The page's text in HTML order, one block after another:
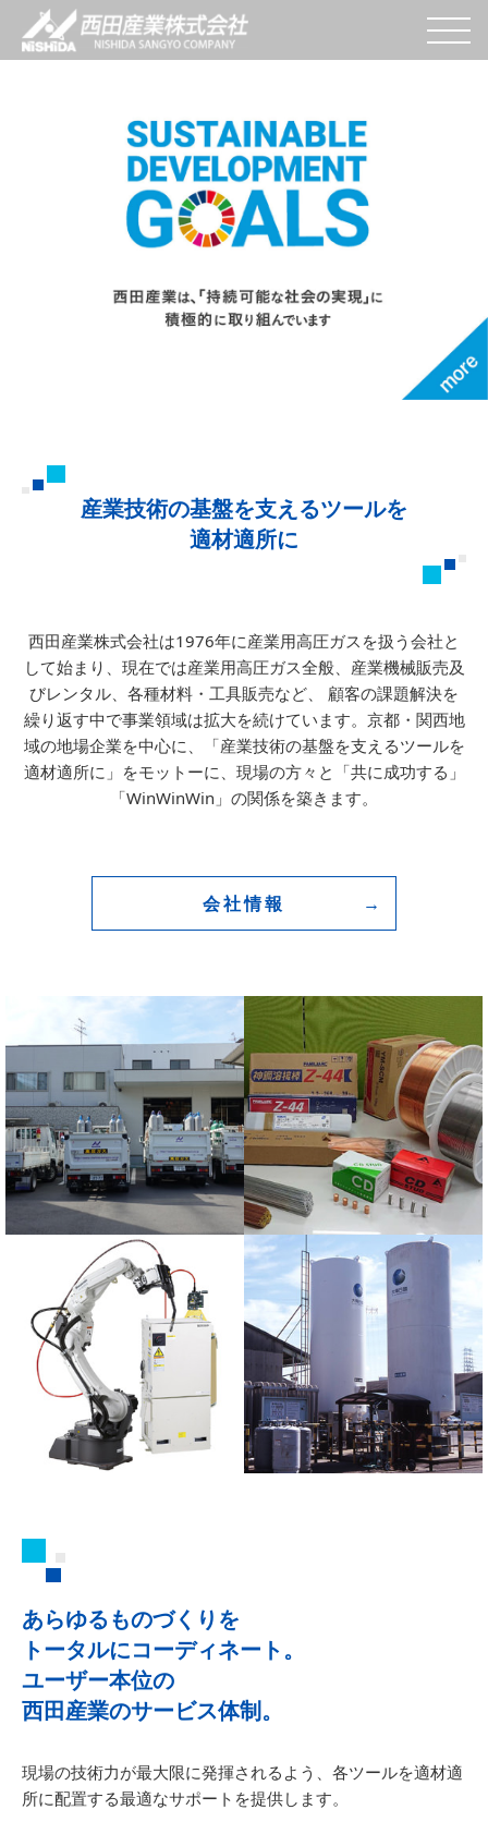
esend
alue
You
産業技術の基盤を支えるツールを
適材適所に
西田産業株式会社は1976年に産業用高圧ガスを扱う会社と
して始まり、 現在では産業用高圧ガス全般、産業機械販売及
びレンタル、各種材料・工具販売など、 顧客の課題解決を
繰り返す中で事業領域は拡大を続けています。 京都・関西地
域の地場企業を中心に、「産業技術の基盤を支えるツールを
適材適所に」をモットーに、 現場の方々と「共に成功する」
「WinWinWin」の関係を築きます。
会社情報
あらゆるものづくりを
トータルにコーディネート。
ユーザー本位の
西田産業のサービス体制。
現場の技術力が最大限に発揮されるよう、 各ツールを適材適
所に配置する最適なサポートを提供します。